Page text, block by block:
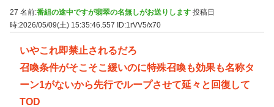
27 名前:番組の途中ですが翡翠の名無しがお送りします 投稿日
時:2026/05/09(土) 15:35:46.557
ID:1rVV5/x70
いやこれ即禁止されるだろ
召喚条件がそこそこ緩いのに特殊召喚も効果も名称タ
ーン1がないから先行でループさせて延々と回復して
TOD